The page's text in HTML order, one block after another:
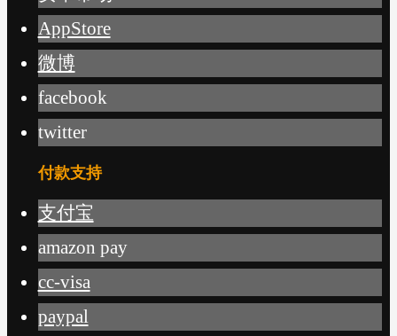
AppStore
微博
facebook
twitter
付款支持
支付宝
amazon pay
cc-visa
paypal